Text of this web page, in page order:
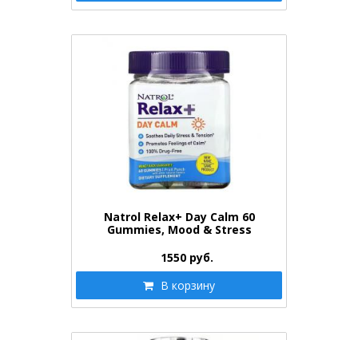
Natrol Relax+ Day Calm 60
Gummies, Mood & Stress
1550 руб.
В корзину